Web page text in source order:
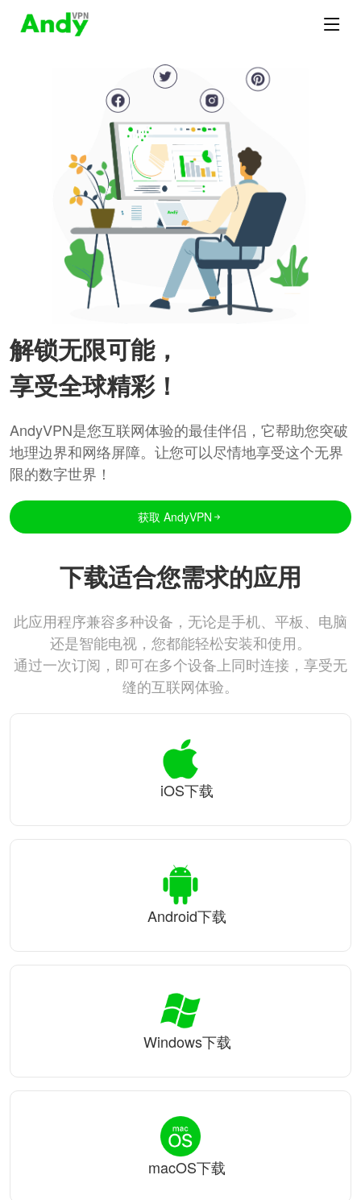
解锁无限可能，
享受全球精彩！
AndyVPN是您互联网体验的最佳伴侣，它帮助您突破
地理边界和网络屏障。让您可以尽情地享受这个无界
限的数字世界！
获取 AndyVPN
下载适合您需求的应用
此应用程序兼容多种设备，无论是手机、平板、电脑
还是智能电视，您都能轻松安装和使用。
通过一次订阅，即可在多个设备上同时连接，享受无
缝的互联网体验。
iOS下载
Android下载
Windows下载
macOS下载